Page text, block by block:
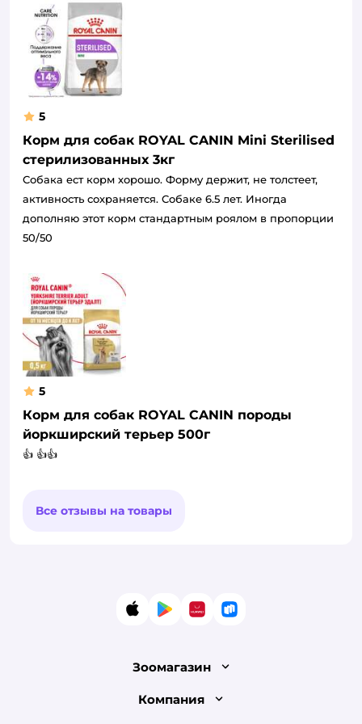
5
Корм для собак ROYAL CANIN Mini Sterilised
стерилизованных 3кг
Собака ест корм хорошо. Форму держит, не толстеет,
активность сохраняется. Собаке 6.5 лет. Иногда
дополняю этот корм стандартным роялом в пропорции
50/50
5
Корм для собак ROYAL CANIN породы
йоркширский терьер 500г
👍 👍👍
Все отзывы на товары
App StoreGoogle Play
AppGallery
RuStore
Зоомагазин
Лицензия
Компания